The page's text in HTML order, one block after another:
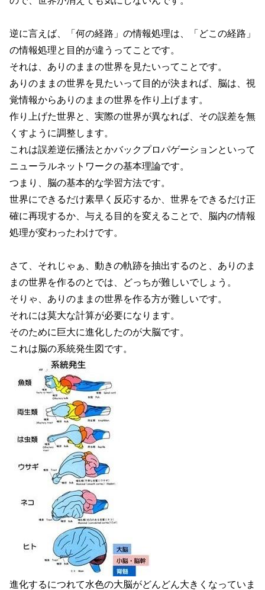
逆に言えば、「何の経路」の情報処理は、「どこの経路」
の情報処理と目的が違うってことです。
それは、ありのままの世界を見たいってことです。
ありのままの世界を見たいって目的が決まれば、脳は、視
覚情報からありのままの世界を作り上げます。
作り上げた世界と、実際の世界が異なれば、その誤差を無
くすように調整します。
これは誤差逆伝播法とかバックプロパゲーションといって
ニューラルネットワークの基本理論です。
つまり、脳の基本的な学習方法です。
世界にできるだけ素早く反応するか、世界をできるだけ正
確に再現するか、与える目的を変えることで、脳内の情報
処理が変わったわけです。
さて、それじゃぁ、動きの軌跡を抽出するのと、ありのま
まの世界を作るのとでは、どっちが難しいでしょう。
そりゃ、ありのままの世界を作る方が難しいです。
それには莫大な計算が必要になります。
そのために巨大に進化したのが大脳です。
これは脳の系統発生図です。
進化するにつれて水色の大脳がどんどん大きくなっていま